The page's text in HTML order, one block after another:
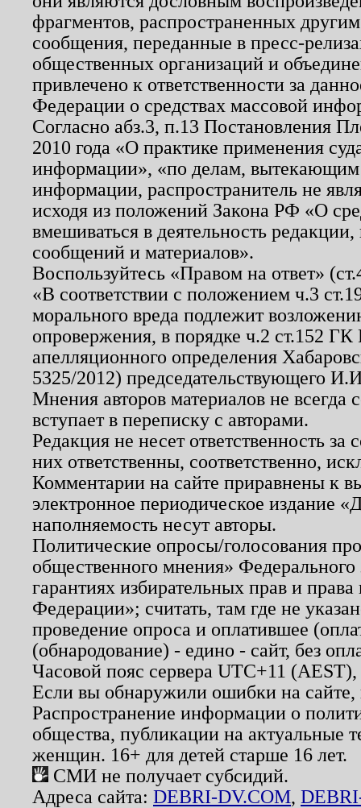
фрагментов, распространенных
сообщения, переданные в пресс-
общественных организаций и
привлечено к ответственности за
Федерации о средствах массовой
Согласно абз.3, п.13 Постановления
2010 года «О практике применения
информации», «по делам, вытекающим
информации, распространитель не
исходя из положений Закона РФ «О
вмешиваться в деятельность
сообщений и материалов».
Воспользуйтесь «Правом на ответ»
«В соответствии с положением ч.3
морального вреда подлежит
опровержения, в порядке ч.2 ст.152
апелляционного определения
5325/2012) председательствующего
Мнения авторов материалов не
вступает в переписку с авторами.
Редакция не несет ответственность
них ответственны, соответственно,
Комментарии на сайте приравнены к
электронное периодическое издание
наполняемость несут авторы.
Политические опросы/голосования
общественного мнения»
гарантиях избирательных прав и
Федерации»; считать, там где не
проведение опроса и оплатившее
(обнародование) - едино - сайт, без
Часовой пояс сервера UTC+11
Если вы обнаружили ошибки на
Распространение информации о
общества, публикации на актуальные
женщин. 16+ для детей старше 16 лет.
СМИ не получает субсидий.
Адреса сайта: DEBRI-DV.COM,